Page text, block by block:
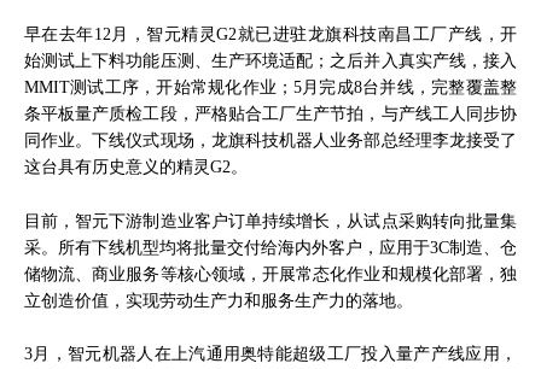
早在去年12月，智元精灵G2就已进驻龙旗科技南昌工厂产线，开
始测试上下料功能压测、生产环境适配；之后并入真实产线，接入
MMIT测试工序，开始常规化作业；5月完成8台并线，完整覆盖整
条平板量产质检工段，严格贴合工厂生产节拍，与产线工人同步协
同作业。下线仪式现场，龙旗科技机器人业务部总经理李龙接受了
这台具有历史意义的精灵G2。
目前，智元下游制造业客户订单持续增长，从试点采购转向批量集
采。所有下线机型均将批量交付给海内外客户，应用于3C制造、仓
储物流、商业服务等核心领域，开展常态化作业和规模化部署，独
立创造价值，实现劳动生产力和服务生产力的落地。
3月，智元机器人在上汽通用奥特能超级工厂投入量产产线应用，